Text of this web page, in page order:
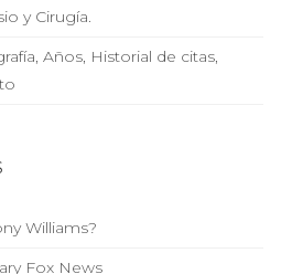
y Cirugía.
Años, Historial de citas,
Williams?
Fox News